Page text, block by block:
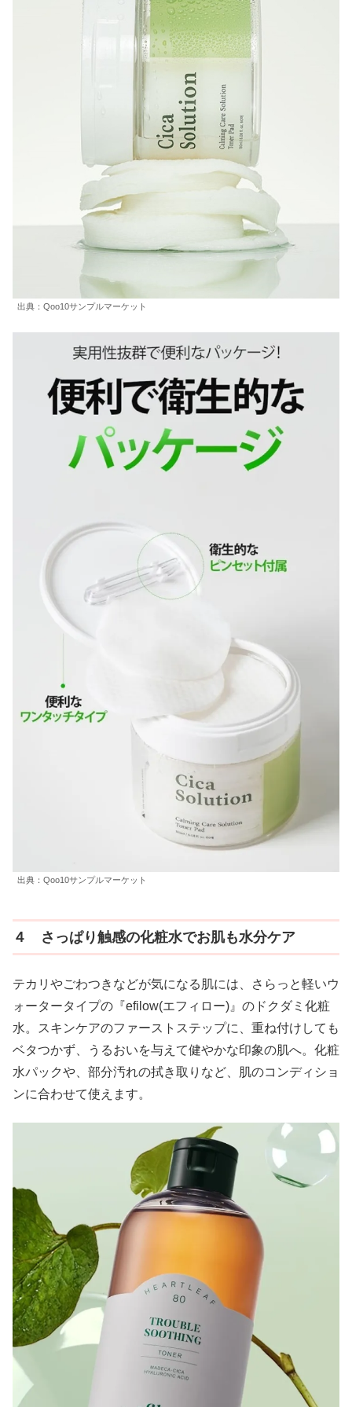
出典：Qoo10サンプルマーケット
出典：Qoo10サンプルマーケット
４ さっぱり触感の化粧水でお肌も水分ケア
テカリやごわつきなどが気になる肌には、さらっと軽いウ
ォータータイプの『efilow(エフィロー)』のドクダミ化粧
水。スキンケアのファーストステップに、重ね付けしても
ベタつかず、うるおいを与えて健やかな印象の肌へ。化粧
水パックや、部分汚れの拭き取りなど、肌のコンディショ
ンに合わせて使えます。